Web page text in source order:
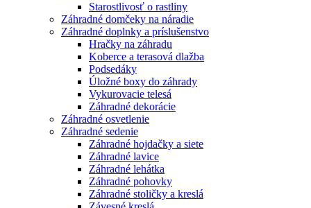
Starostlivosť o rastliny
Záhradné domčeky na náradie
Záhradné doplnky a príslušenstvo
Hračky na záhradu
Koberce a terasová dlažba
Podsedáky
Úložné boxy do záhrady
Vykurovacie telesá
Záhradné dekorácie
Záhradné osvetlenie
Záhradné sedenie
Záhradné hojdačky a siete
Záhradné lavice
Záhradné lehátka
Záhradné pohovky
Záhradné stoličky a kreslá